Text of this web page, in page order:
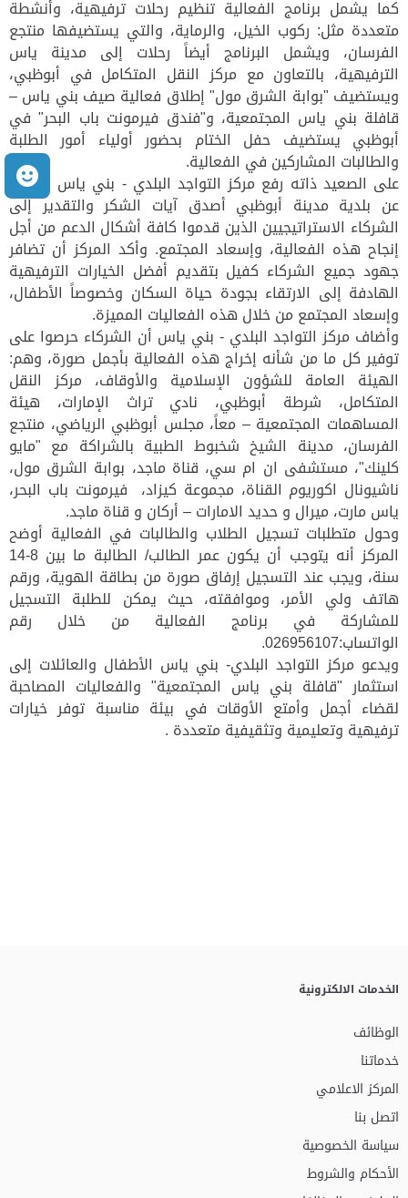
كما يشمل برنامج الفعالية تنظيم رحلات ترفيهية، وأنشطة
متعددة مثل: ركوب الخيل، والرماية، والتي يستضيفها منتجع
الفرسان، ويشمل البرنامج أيضاً رحلات إلى مدينة ياس
الترفيهية، بالتعاون مع مركز النقل المتكامل في أبوظبي،
ويستضيف "بوابة الشرق مول" إطلاق فعالية صيف بني ياس –
قافلة بني ياس المجتمعية، و"فندق فيرمونت باب البحر" في
أبوظبي يستضيف حفل الختام بحضور أولياء أمور الطلبة
والطالبات المشاركين في الفعالية.
على الصعيد ذاته رفع مركز التواجد البلدي - بني ياس بالإنابة
عن بلدية مدينة أبوظبي أصدق آيات الشكر والتقدير إلى
الشركاء الاستراتيجيين الذين قدموا كافة أشكال الدعم من أجل
إنجاح هذه الفعالية، وإسعاد المجتمع. وأكد المركز أن تضافر
جهود جميع الشركاء كفيل بتقديم أفضل الخيارات الترفيهية
الهادفة إلى الارتقاء بجودة حياة السكان وخصوصاً الأطفال،
وإسعاد المجتمع من خلال هذه الفعاليات المميزة.
وأضاف مركز التواجد البلدي - بني ياس أن الشركاء حرصوا على
توفير كل ما من شأنه إخراج هذه الفعالية بأجمل صورة، وهم:
الهيئة العامة للشؤون الإسلامية والأوقاف، مركز النقل
المتكامل، شرطة أبوظبي، نادي تراث الإمارات، هيئة
المساهمات المجتمعية – معاً، مجلس أبوظبي الرياضي، منتجع
الفرسان، مدينة الشيخ شخبوط الطبية بالشراكة مع "مايو
كلينك"، مستشفى ان ام سي، قناة ماجد، بوابة الشرق مول،
ناشيونال اكوريوم القناة، مجموعة كيزاد، فيرمونت باب البحر،
ياس مارت، ميرال و حديد الامارات – أركان و قناة ماجد.
وحول متطلبات تسجيل الطلاب والطالبات في الفعالية أوضح
المركز أنه يتوجب أن يكون عمر الطالب/ الطالبة ما بين 8-14
سنة، ويجب عند التسجيل إرفاق صورة من بطاقة الهوية، ورقم
هاتف ولي الأمر، وموافقته، حيث يمكن للطلبة التسجيل
للمشاركة في برنامج الفعالية من خلال رقم
الواتساب:026956107.
ويدعو مركز التواجد البلدي- بني ياس الأطفال والعائلات إلى
استثمار "قافلة بني ياس المجتمعية" والفعاليات المصاحبة
لقضاء أجمل وأمتع الأوقات في بيئة مناسبة توفر خيارات
ترفيهية وتعليمية وتثقيفية متعددة .
الخدمات الالكترونية
الوظائف
خدماتنا
المركز الاعلامي
اتصل بنا
سياسة الخصوصية
الأحكام والشروط